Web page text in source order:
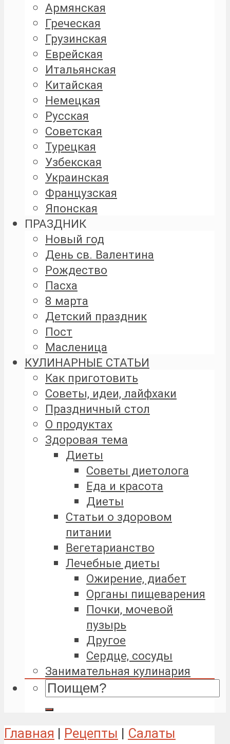
Армянская
Греческая
Грузинская
Еврейская
Итальянская
Китайская
Немецкая
Русская
Советская
Турецкая
Узбекская
Украинская
Французская
Японская
ПРАЗДНИК
Новый год
День св. Валентина
Рождество
Пасха
8 марта
Детский праздник
Пост
Масленица
КУЛИНАРНЫЕ СТАТЬИ
Как приготовить
Советы, идеи, лайфхаки
Праздничный стол
О продуктах
Здоровая тема
Диеты
Советы диетолога
Еда и красота
Диеты
Статьи о здоровом
питании
Вегетарианство
Лечебные диеты
Ожирение, диабет
Органы пищеварения
Почки, мочевой
пузырь
Другое
Сердце, сосуды
Занимательная кулинария
Главная | Рецепты | Салаты